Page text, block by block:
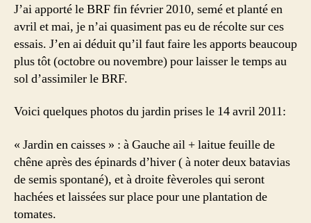
J’ai apporté le BRF fin février 2010, semé et planté en
avril et mai, je n’ai quasiment pas eu de récolte sur ces
essais. J’en ai déduit qu’il faut faire les apports beaucoup
plus tôt (octobre ou novembre) pour laisser le temps au
sol d’assimiler le BRF.
Voici quelques photos du jardin prises le 14 avril 2011:
« Jardin en caisses » : à Gauche ail + laitue feuille de
chêne après des épinards d’hiver ( à noter deux batavias
de semis spontané), et à droite fèveroles qui seront
hachées et laissées sur place pour une plantation de
tomates.